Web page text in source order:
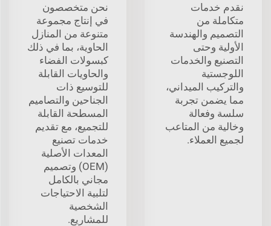
نقدم خدمات
متكاملة من
التصميم والهندسة
الأولية وحتى
التصنيع والخدمات
اللوجستية
والتركيب الميداني،
مما يضمن تجربة
سلسة وفعالة
وخالية من المتاعب
لجميع العملاء.
نحن متخصصون
في إنتاج مجموعة
متنوعة من المنازل
الحاوية، بما في ذلك
كبسولات الفضاء
والحاويات القابلة
للتوسيع ذات
الجناحين والتصاميم
المسطحة القابلة
للتجميع، مع تقديم
خدمات تصنيع
المعدات الأصلية
(OEM) وتصميم
مجاني بالكامل
لتلبية الاحتياجات
الشخصية
للمشاريع.